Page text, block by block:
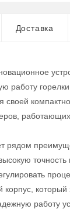
Доставка
работу
своей
рядом
который
работу